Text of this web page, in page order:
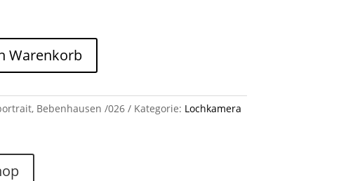
Warenkorb
Bebenhausen /026 Kategorie: Lochkamera